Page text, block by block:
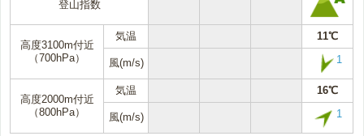
登山指数
高度3100m付近
（700hPa）
気温 11℃
風(m/s) 1
高度2000m付近
（800hPa）
気温 16℃
風(m/s) 1